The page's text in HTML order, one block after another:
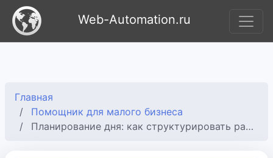
Web-Automation.ru
Главная
Помощник для малого бизнеса
Планирование дня: как структурировать рабочий процесс